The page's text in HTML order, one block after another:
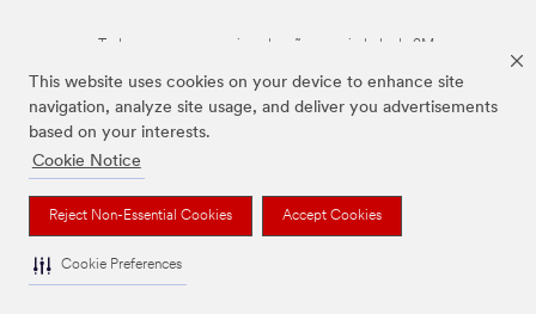
This website uses cookies on your device to enhance site
navigation, analyze site usage, and deliver you advertisements
based on your interests.
Cookie Notice
Reject Non-Essential Cookies Accept Cookies
Cookie Preferences
Todas as marcas mencionadas são propriedade da 3M.